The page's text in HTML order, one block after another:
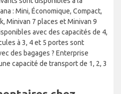
: Mini, Économique, Compact,
Minivan 7 places et Minivan 9
avec des capacités de 4,
à 3, 4 et 5 portes sont
des bagages ? Enterprise
capacité de transport de 1, 2, 3